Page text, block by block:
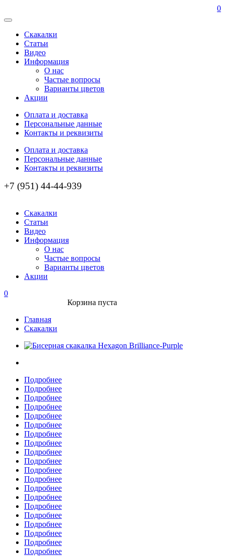
0
Скакалки
Статьи
Видео
Информация
О нас
Частые вопросы
Варианты цветов
Акции
Оплата и доставка
Персональные данные
Контакты и реквизиты
Оплата и доставка
Персональные данные
Контакты и реквизиты
+7 (951) 44-44-939
Скакалки
Статьи
Видео
Информация
О нас
Частые вопросы
Варианты цветов
Акции
0
Корзина пуста
Главная
Скакалки
Подробнее
Подробнее
Подробнее
Подробнее
Подробнее
Подробнее
Подробнее
Подробнее
Подробнее
Подробнее
Подробнее
Подробнее
Подробнее
Подробнее
Подробнее
Подробнее
Подробнее
Подробнее
Подробнее
Подробнее